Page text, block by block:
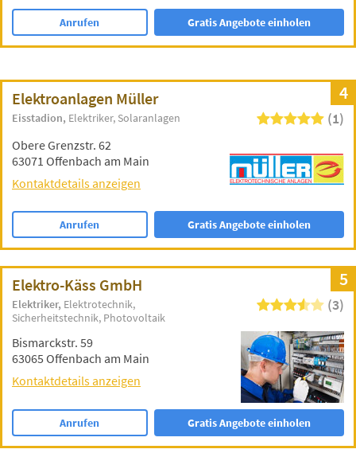
Anrufen Gratis Angebote einholen
4
Elektroanlagen Müller
Eisstadion Elektriker Solaranlagen (1)
Obere Grenzstr. 62
63071 Offenbach am Main
Kontaktdetails anzeigen
Anrufen Gratis Angebote einholen
5
Elektro-Käss GmbH
Elektriker Elektrotechnik
Sicherheitstechnik Photovoltaik
(3)
Bismarckstr. 59
63065 Offenbach am Main
Kontaktdetails anzeigen
Anrufen Gratis Angebote einholen